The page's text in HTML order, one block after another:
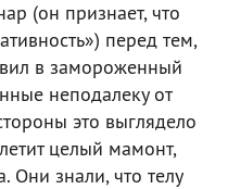
(он признает, что
перед тем,
в замороженный
неподалеку от
это выглядело
целый мамонт,
Они знали, что телу